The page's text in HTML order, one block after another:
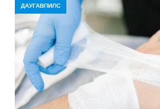
ДАУГАВПИЛС